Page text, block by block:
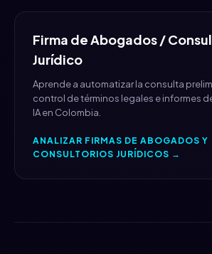
Firma de Abogados /
Jurídico
Aprende a automatizar la consulta
control de términos legales e informes
IA en Colombia.
ANALIZAR FIRMAS DE ABOGADOS Y
CONSULTORIOS JURÍDICOS →